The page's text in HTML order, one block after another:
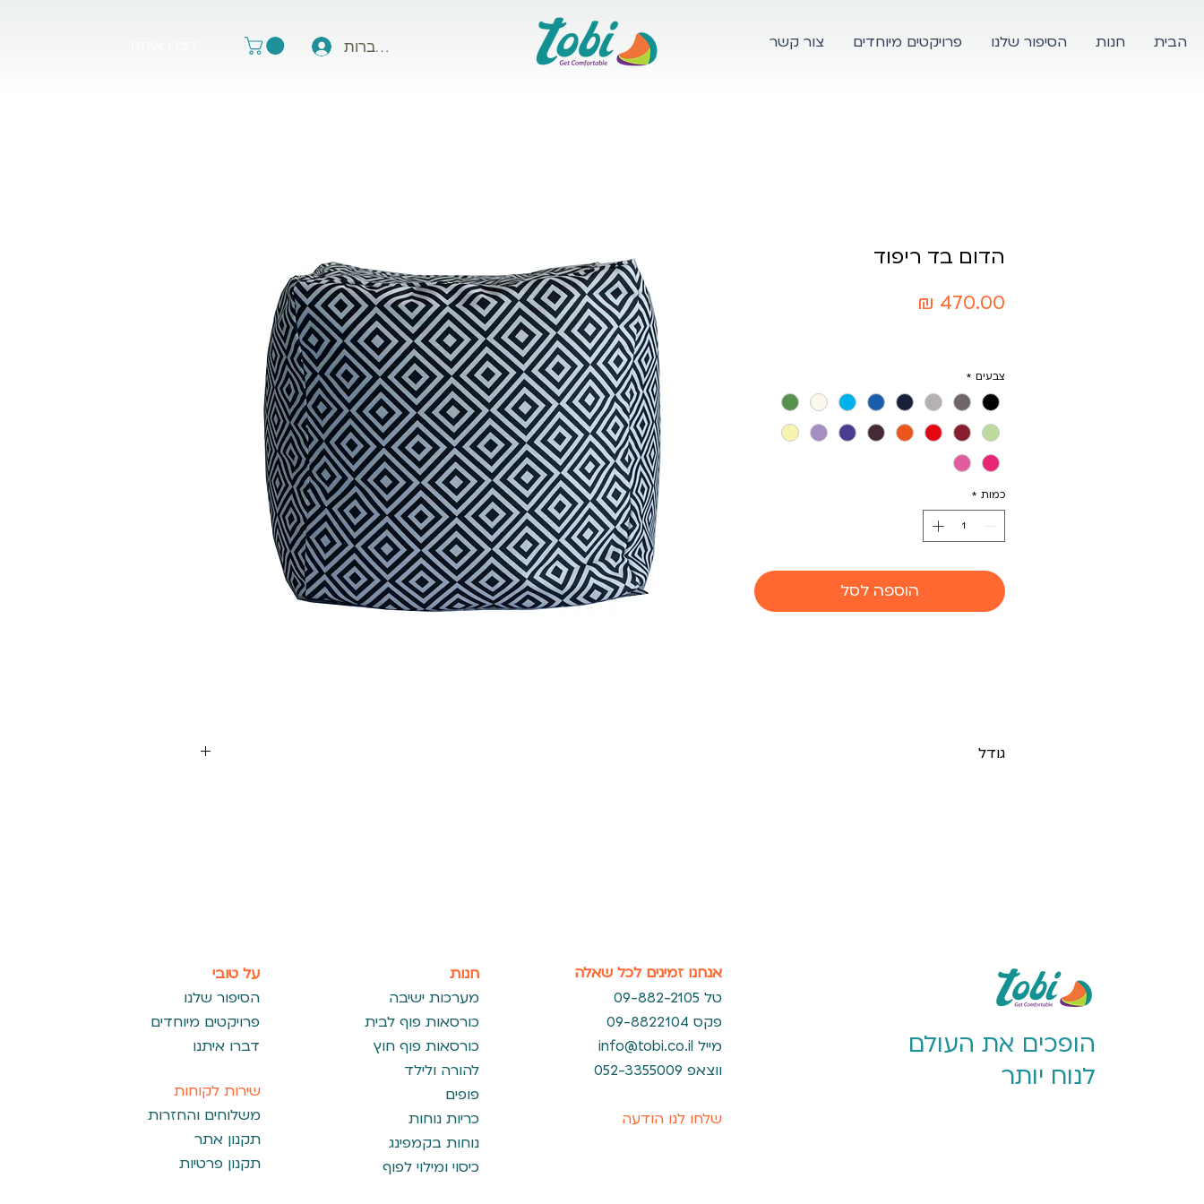
להתחברות הבית חנות הסיפור שלנו פרויקטים מיוחדים צור קשר
הדום בד ריפוד
צבעים *
כמות *
הוספה לסל
גודל
על טובי
הסיפור שלנו
פרויקטים מיוחדים
דברו איתנו
שירות לקוחות
משלוחים והחזרות
תקנון אתר
תקנון פרטיות
חנות
מערכות ישיבה
כורסאות פוף לבית
כורסאות פוף חוץ
להורה ולילד
פופים
כריות נוחות
נוחות בקמפינג
כיסוי ומילוי לפוף
אנחנו זמינים לכל שאלה
09-882-2105 טל
09-8822104 פקס
info@tobi.co.il מייל
ווצאפ 052-3355009
שלחו לנו הודעה
הופכים את העולם
לנוח יותר